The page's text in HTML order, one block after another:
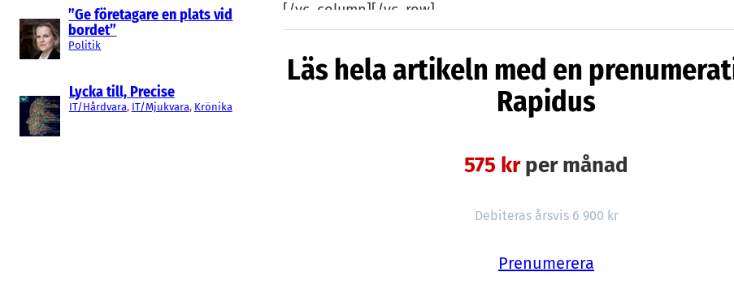
”Ge företagare en plats vid
bordet”
Politik
Lycka till, Precise
IT/Hårdvara, IT/Mjukvara, Krönika
[/vc_column][/vc_row]
Läs hela artikeln med en
Rapidus
575 krper månad
Debiteras årsvis 6 900 kr
Prenumerera